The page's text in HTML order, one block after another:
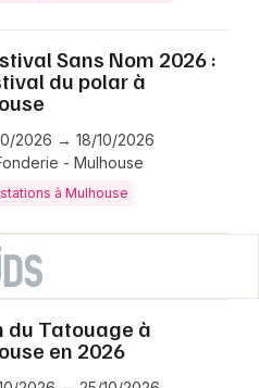
Sans Nom 2026 :
du polar à
2026 → 18/10/2026
- Mulhouse
à Mulhouse
du Tatouage à
en 2026